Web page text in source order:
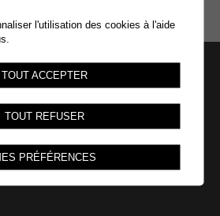
l'utilisation des cookies à l'aide
TOUT ACCEPTER
TOUT REFUSER
PRÉFÉRENCES